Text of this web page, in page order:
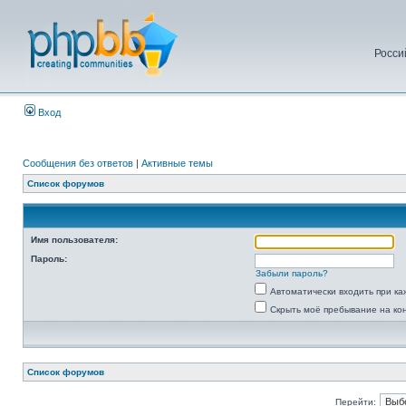
Вход
Сообщения без ответов | Активные темы
Список форумов
Имя пользователя:
Пароль:
Забыли пароль?
Автоматически входить при
Скрыть моё пребывание на
Список форумов
Перейти: